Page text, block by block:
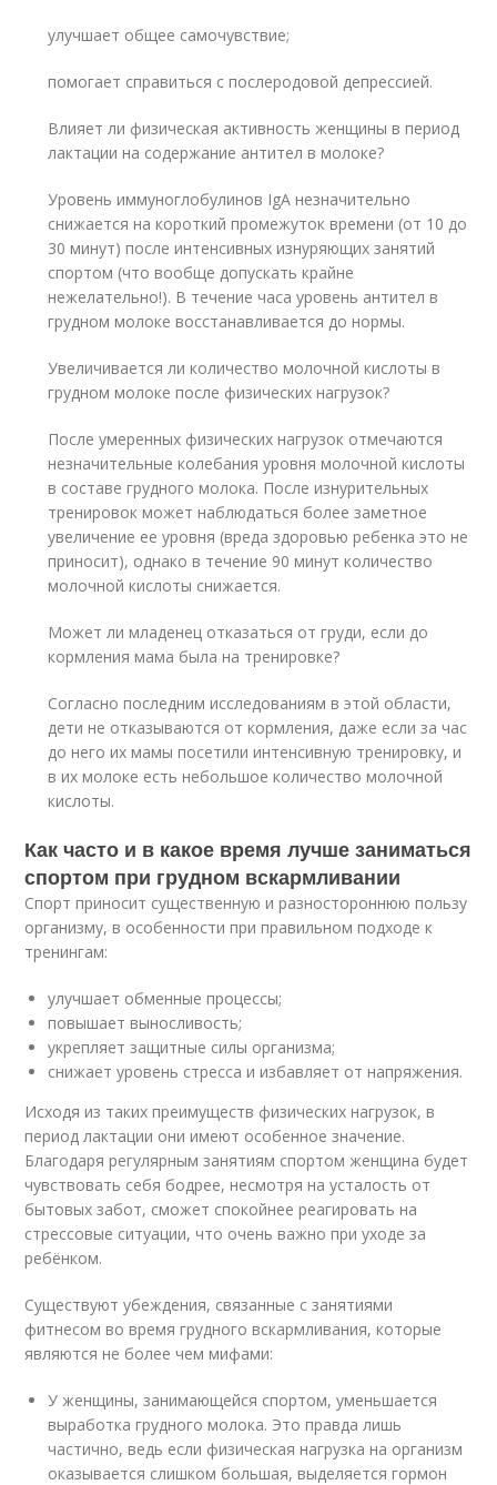
улучшает общее самочувствие;
помогает справиться с послеродовой депрессией.
Влияет ли физическая активность женщины в период
лактации на содержание антител в молоке?
Уровень иммуноглобулинов IgA незначительно
снижается на короткий промежуток времени (от 10 до
30 минут) после интенсивных изнуряющих занятий
спортом (что вообще допускать крайне
нежелательно!). В течение часа уровень антител в
грудном молоке восстанавливается до нормы.
Увеличивается ли количество молочной кислоты в
грудном молоке после физических нагрузок?
После умеренных физических нагрузок отмечаются
незначительные колебания уровня молочной кислоты
в составе грудного молока. После изнурительных
тренировок может наблюдаться более заметное
увеличение ее уровня (вреда здоровью ребенка это не
приносит), однако в течение 90 минут количество
молочной кислоты снижается.
Может ли младенец отказаться от груди, если до
кормления мама была на тренировке?
Согласно последним исследованиям в этой области,
дети не отказываются от кормления, даже если за час
до него их мамы посетили интенсивную тренировку, и
в их молоке есть небольшое количество молочной
кислоты.
Как часто и в какое время лучше заниматься
спортом при грудном вскармливании
Спорт приносит существенную и разностороннюю пользу
организму, в особенности при правильном подходе к
тренингам:
улучшает обменные процессы;
повышает выносливость;
укрепляет защитные силы организма;
снижает уровень стресса и избавляет от напряжения.
Исходя из таких преимуществ физических нагрузок, в
период лактации они имеют особенное значение.
Благодаря регулярным занятиям спортом женщина будет
чувствовать себя бодрее, несмотря на усталость от
бытовых забот, сможет спокойнее реагировать на
стрессовые ситуации, что очень важно при уходе за
ребёнком.
Существуют убеждения, связанные с занятиями
фитнесом во время грудного вскармливания, которые
являются не более чем мифами:
У женщины, занимающейся спортом, уменьшается
выработка грудного молока. Это правда лишь
частично, ведь если физическая нагрузка на организм
оказывается слишком большая, выделяется гормон